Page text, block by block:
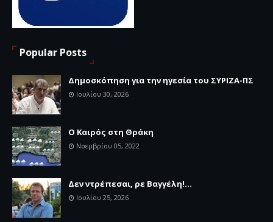
Popular Posts
Δημοσκόπηση για την ηγεσία του ΣΥΡΙΖΑ-ΠΣ
Ιουλίου 30, 2026
Ο Καιρός στη Θράκη
Νοεμβρίου 05, 2022
Δεν ντρέπεσαι, ρε Βαγγέλη!...
Ιουλίου 25, 2026